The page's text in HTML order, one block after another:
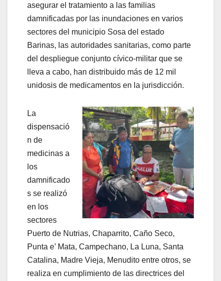
asegurar el tratamiento a las familias
damnificadas por las inundaciones en varios
sectores del municipio Sosa del estado
Barinas, las autoridades sanitarias, como parte
del despliegue conjunto cívico-militar que se
lleva a cabo, han distribuido más de 12 mil
unidosis de medicamentos en la jurisdicción.
La
dispensació
n de
medicinas a
los
damnificado
s se realizó
en los
sectores
Puerto de Nutrias, Chaparrito, Caño Seco,
Punta e’ Mata, Campechano, La Luna, Santa
Catalina, Madre Vieja, Menudito entre otros, se
realiza en cumplimiento de las directrices del